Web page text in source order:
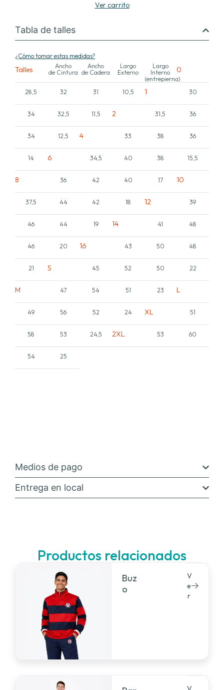
Ver carrito
Tabla de talles
¿Cómo tomar estas medidas?
Talles
Ancho
de Cintura
Ancho
de Cadera
Largo
Externo
Largo
Interno
(entrepierna)
0
28,5 32 31 10,5 1 30
34 32,5 11,5 2 31,5 36
34 12,5 4 33 38 36
14 6 34,5 40 38 15,5
8 36 42 40 17 10
37,5 44 42 18 12 39
46 44 19 14 41 48
46 20 16 43 50 48
21 S 45 52 50 22
M 47 54 51 23 L
49 56 52 24 XL 51
58 53 24,5 2XL 53 60
54 25
Medios de pago
Entrega en local
Productos relacionados
Buz
o
V
e
r